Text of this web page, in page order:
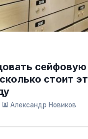
сейфовую
стоит
Александр Новиков